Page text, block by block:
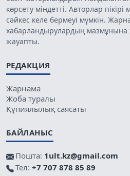
көрсету міндетті. Авторлар
сәйкес келе бермеуі мүмкін.
хабарландырулардың
жауапты.
РЕДАКЦИЯ
Жарнама
Жоба туралы
Құпиялылық саясаты
БАЙЛАНЫС
Пошта: 1ult.kz@gmail.com
Тел: +7 707 878 85 89